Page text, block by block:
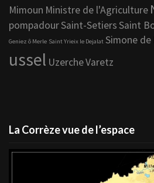
Mimoun Ministre de l'Agriculture
pompadourSaint-SetiersSaint
Geniez ô Merle Saint Yrieix le Dejalat Simone
ussel UzercheVaretz
La Corrèze vue de l’espace